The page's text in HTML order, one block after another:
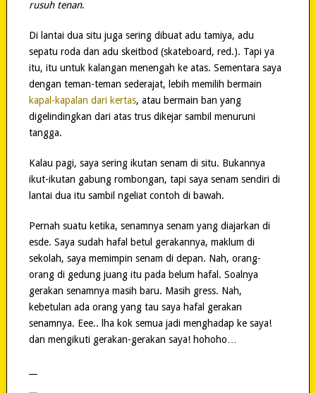
rusuh tenan.
Di lantai dua situ juga sering dibuat adu tamiya, adu
sepatu roda dan adu skeitbod (skateboard, red.). Tapi ya
itu, itu untuk kalangan menengah ke atas. Sementara saya
dengan teman-teman sederajat, lebih memilih bermain
kapal-kapalan dari kertas, atau bermain ban yang
digelindingkan dari atas trus dikejar sambil menuruni
tangga.
Kalau pagi, saya sering ikutan senam di situ. Bukannya
ikut-ikutan gabung rombongan, tapi saya senam sendiri di
lantai dua itu sambil ngeliat contoh di bawah.
Pernah suatu ketika, senamnya senam yang diajarkan di
esde. Saya sudah hafal betul gerakannya, maklum di
sekolah, saya memimpin senam di depan. Nah, orang-
orang di gedung juang itu pada belum hafal. Soalnya
gerakan senamnya masih baru. Masih gress. Nah,
kebetulan ada orang yang tau saya hafal gerakan
senamnya. Eee.. lha kok semua jadi menghadap ke saya!
dan mengikuti gerakan-gerakan saya! hohoho…